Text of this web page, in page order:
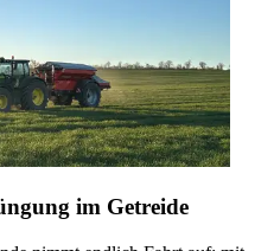
im Getreide